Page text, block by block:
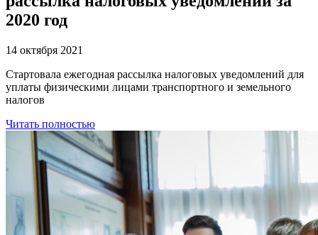
2020 год
14 октября 2021
Стартовала ежегодная рассылка налоговых уведомлений для
уплаты физическими лицами транспортного и земельного
налогов
Читать полностью